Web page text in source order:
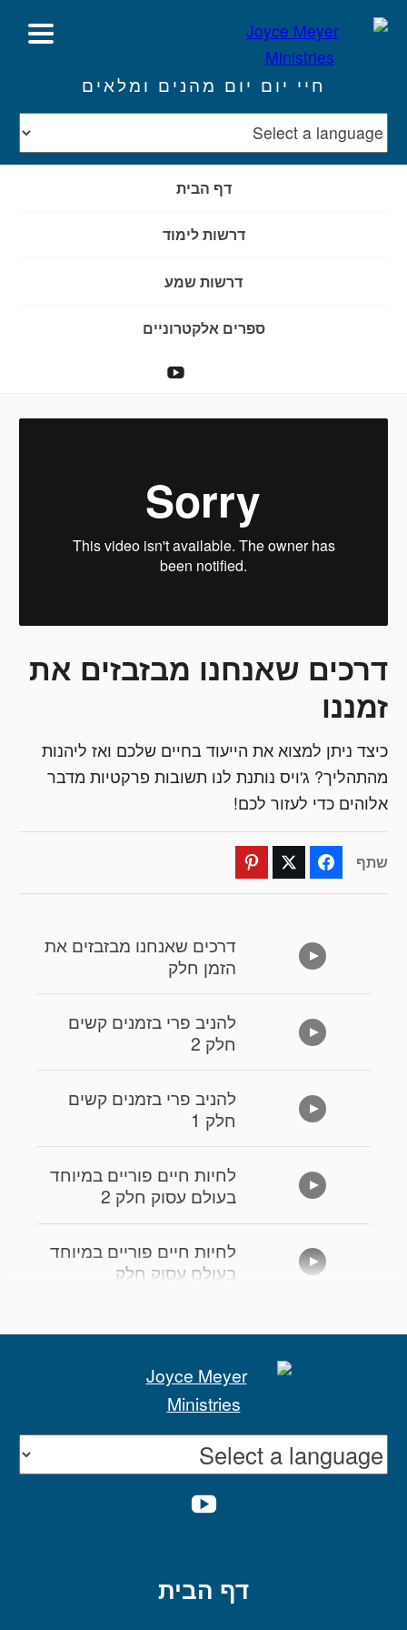
חיי יום יום מהנים ומלאים
דף הבית
דרשות לימוד
דרשות שמע
ספרים אלקטרוניים
לִתְרוֹםYouTube
דרכים שאנחנו מבזבזים את
זמננו
כיצד ניתן למצוא את הייעוד בחיים שלכם ואז ליהנות
מהתהליך? ג'ויס נותנת לנו תשובות פרקטיות מדבר
אלוהים כדי לעזור לכם!
שתף Facebook
Twitter
דרכים שאנחנו מבזבזים את
הזמן חלק
להניב פרי בזמנים קשים
חלק 2
להניב פרי בזמנים קשים
חלק 1
לחיות חיים פוריים במיוחד
בעולם עסוק חלק 2
לחיות חיים פוריים במיוחד
בעולם עסוק חלק
אל תבזבזו את הכאב שלכם
אל תבזבזו את הכאב שלכם
חלק 1
דף הבית